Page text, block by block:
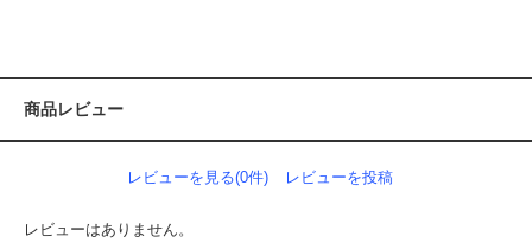
商品レビュー
レビューを見る(0件) レビューを投稿
レビューはありません。